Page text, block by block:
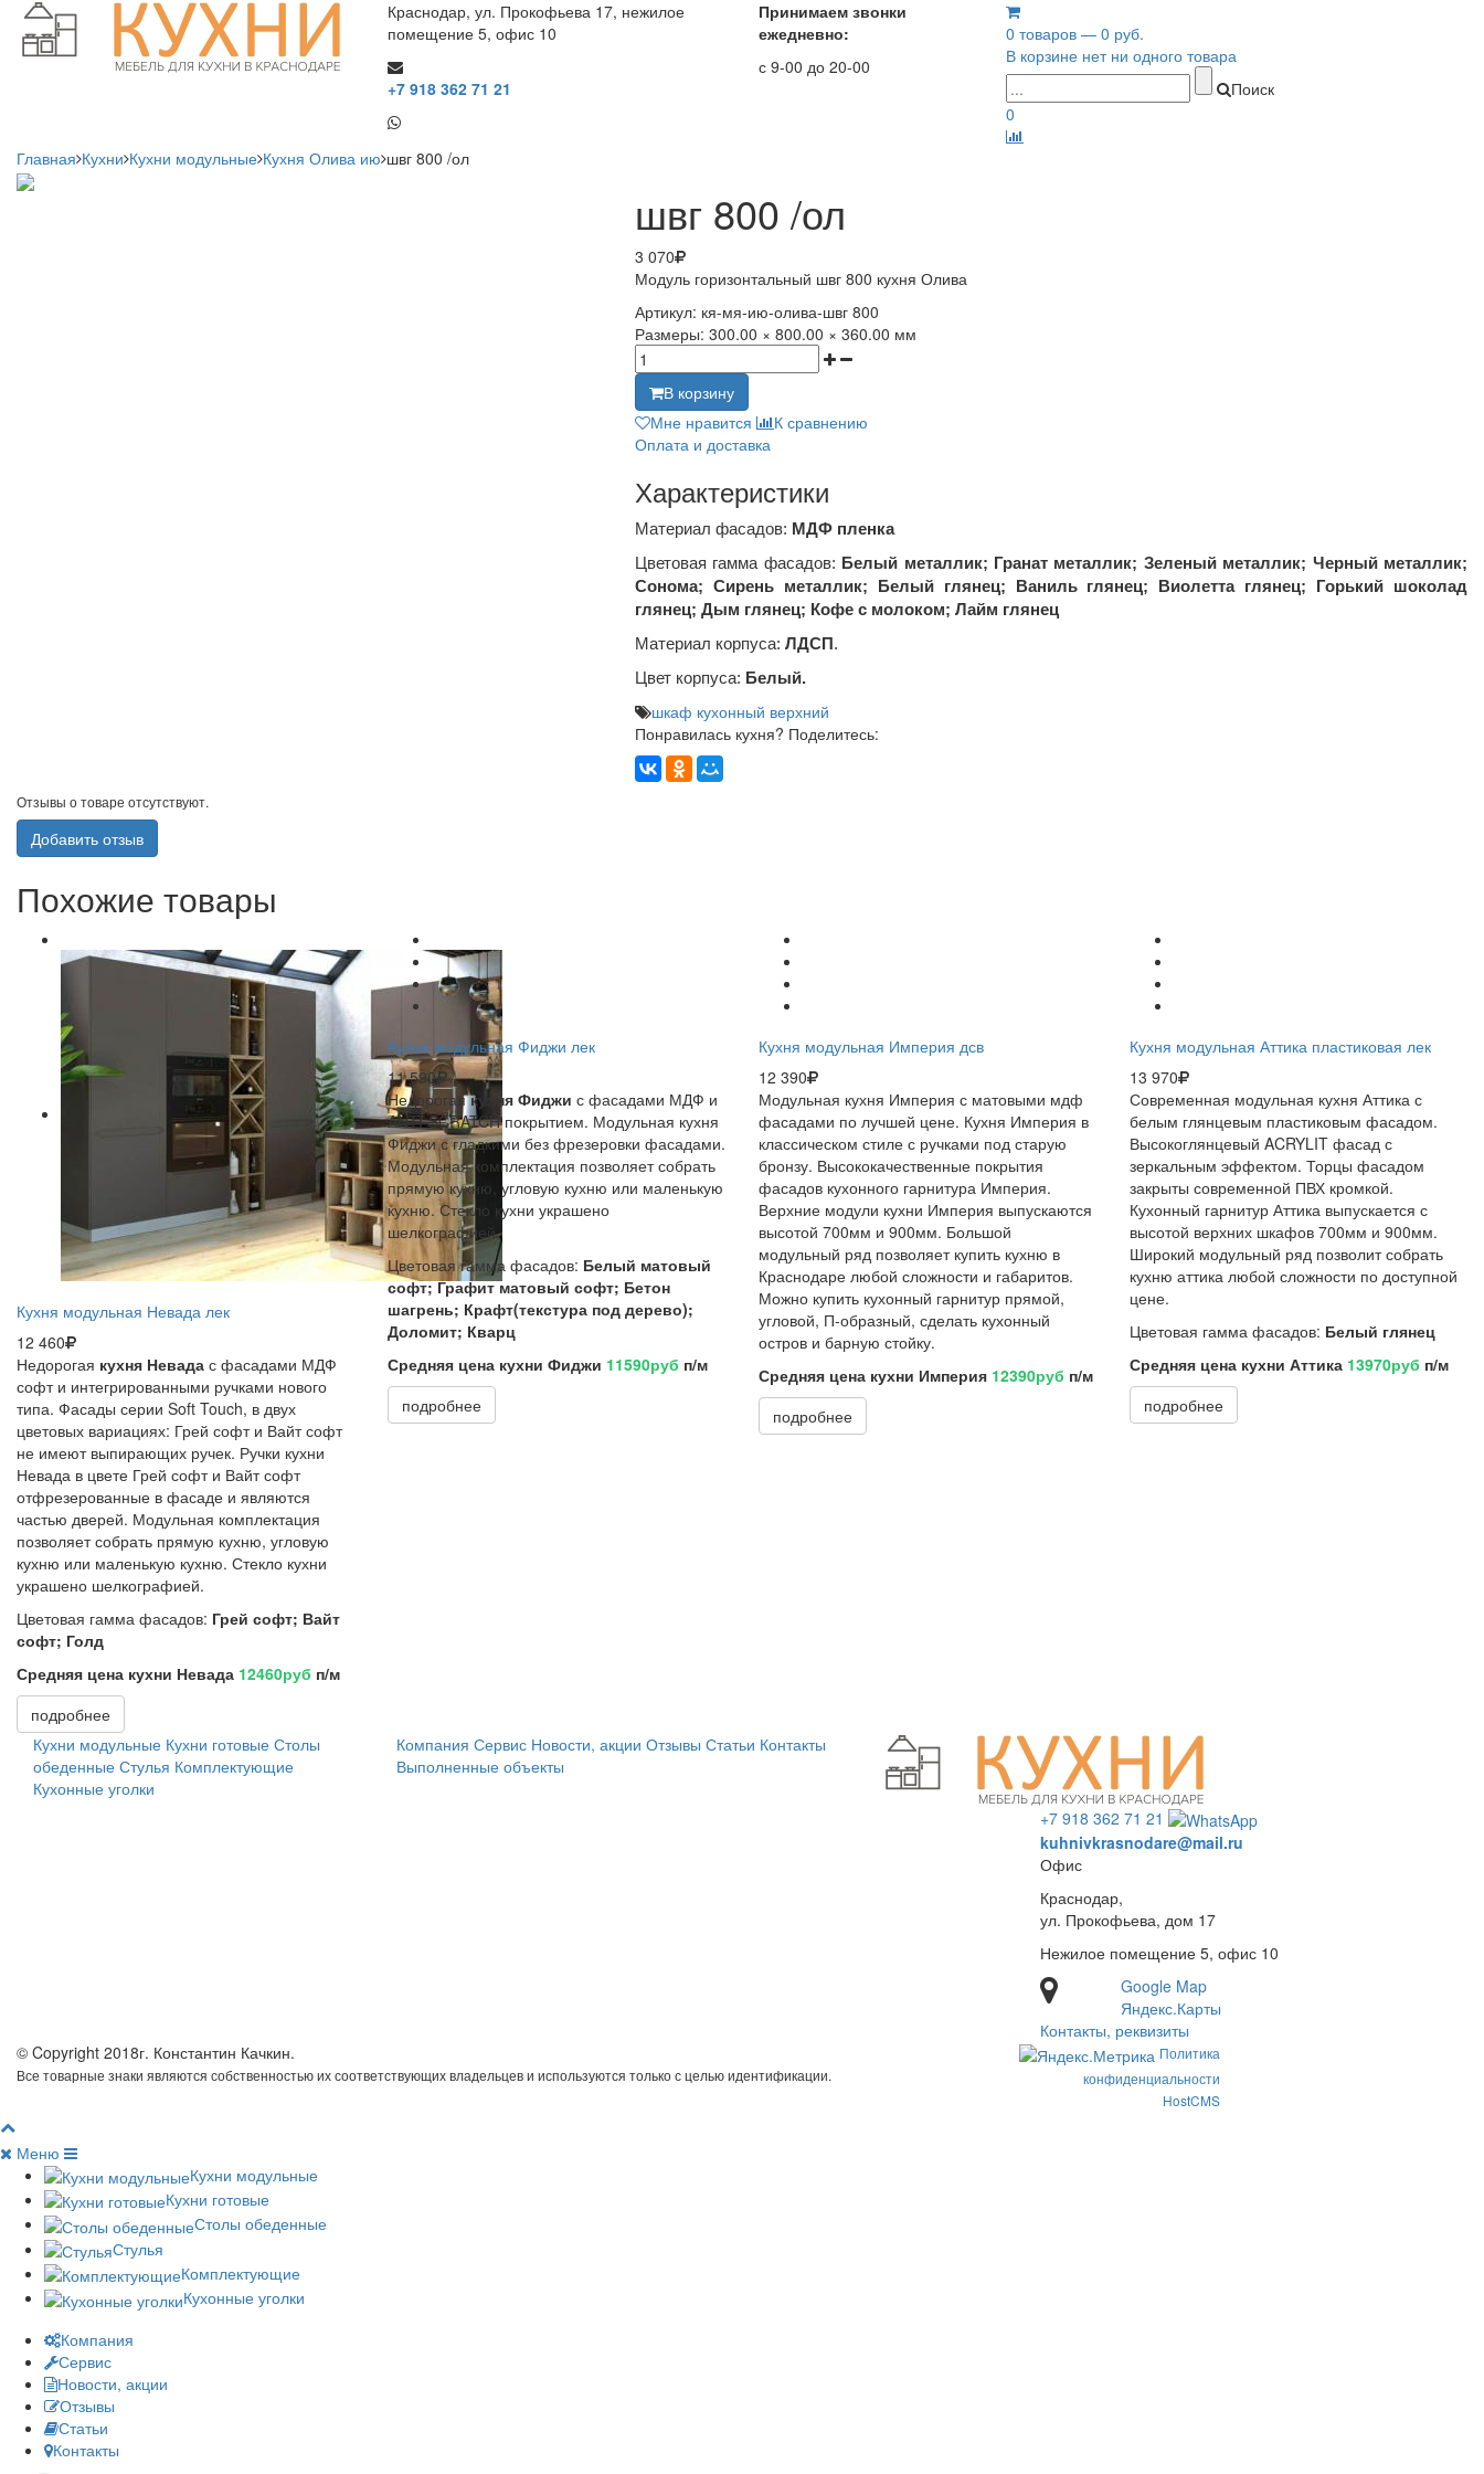
Краснодар, ул. Прокофьева 17, нежилое
помещение 5, офис 10
+7 918 362 71 21
Принимаем звонки
ежедневно:
с 9-00 до 20-00
0 товаров — 0 руб.
В корзине нет ни одного товара
Поиск
0
Главная Кухни Кухни модульные Кухня Олива ию швг 800 /ол
швг 800 /ол
3 070
Модуль горизонтальный швг 800 кухня Олива
Артикул: кя-мя-ию-олива-швг 800
Размеры: 300.00 × 800.00 × 360.00 мм
В корзину
Мне нравится
К сравнению
Оплата и доставка
Характеристики
Материал фасадов: МДФ пленка
Цветовая гамма фасадов: Белый металлик; Гранат металлик; Зеленый металлик; Черный металлик;
Сонома; Сирень металлик; Белый глянец; Ваниль глянец; Виолетта глянец; Горький шоколад
глянец; Дым глянец; Кофе с молоком; Лайм глянец
Материал корпуса: ЛДСП.
Цвет корпуса: Белый.
шкаф кухонный верхний
Понравилась кухня? Поделитесь:
Отзывы о товаре отсутствуют.
Добавить отзыв
Похожие товары
Кухня модульная Невада лек
12 460
Недорогая кухня Невада с фасадами МДФ
софт и интегрированными ручками нового
типа. Фасады серии Soft Touch, в двух
цветовых вариациях: Грей софт и Вайт софт
не имеют выпирающих ручек. Ручки кухни
Невада в цвете Грей софт и Вайт софт
отфрезерованные в фасаде и являются
частью дверей. Модульная комплектация
позволяет собрать прямую кухню, угловую
кухню или маленькую кухню. Стекло кухни
украшено шелкографией.
Цветовая гамма фасадов: Грей софт; Вайт
софт; Голд
Средняя цена кухни Невада 12460руб п/м
подробнее
Кухня модульная Фиджи лек
11 590
Недорогаякухня Фиджи с фасадами МДФ и
ANTI-SCRATCH покрытием. Модульная кухня
Фиджи с гладкими без фрезеровки фасадами.
Модульная комплектация позволяет собрать
прямую кухню, угловую кухню или маленькую
кухню. Стекло кухни украшено
шелкографией.
Цветовая гамма фасадов: Белый матовый
софт; Графит матовый софт; Бетон
шагрень; Крафт(текстура под дерево);
Доломит; Кварц
Средняя цена кухни Фиджи 11590руб п/м
подробнее
Кухня модульная Империя дсв
12 390
Модульная кухня Империя с матовыми мдф
фасадами по лучшей цене. Кухня Империя в
классическом стиле с ручками под старую
бронзу. Высококачественные покрытия
фасадов кухонного гарнитура Империя.
Верхние модули кухни Империя выпускаются
высотой 700мм и 900мм. Большой
модульный ряд позволяет купить кухню в
Краснодаре любой сложности и габаритов.
Можно купить кухонный гарнитур прямой,
угловой, П-образный, сделать кухонный
остров и барную стойку.
Средняя цена кухни Империя 12390руб п/м
подробнее
Кухня модульная Аттика пластиковая лек
13 970
Современная модульная кухня Аттика с
белым глянцевым пластиковым фасадом.
Высокоглянцевый ACRYLIT фасад с
зеркальным эффектом. Торцы фасадом
закрыты современной ПВХ кромкой.
Кухонный гарнитур Аттика выпускается с
высотой верхних шкафов 700мм и 900мм.
Широкий модульный ряд позволит собрать
кухню аттика любой сложности по доступной
цене.
Цветовая гамма фасадов: Белый глянец
Средняя цена кухни Аттика 13970руб п/м
подробнее
Кухни модульные Кухни готовые Столы
обеденные Стулья Комплектующие
Кухонные уголки
Компания Сервис Новости, акции Отзывы Статьи Контакты
Выполненные объекты
+7 918 362 71 21
kuhnivkrasnodare@mail.ru
Офис
Краснодар,
ул. Прокофьева, дом 17
Нежилое помещение 5, офис 10
Google Map
Яндекс.Карты
Контакты, реквизиты
© Copyright 2018г. Константин Качкин.
Все товарные знаки являются собственностью их соответствующих владельцев и используются только с целью идентификации.
Политика
конфиденциальности
HostCMS
Меню
Кухни модульные
Кухни готовые
Столы обеденные
Стулья
Комплектующие
Кухонные уголки
Компания
Сервис
Новости, акции
Отзывы
Статьи
Контакты